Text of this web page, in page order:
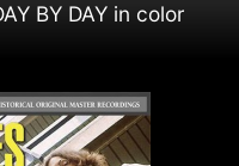
BY DAY in color